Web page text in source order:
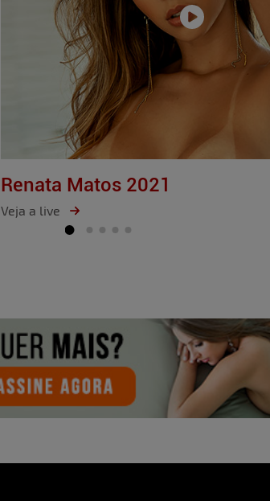
Renata Matos 2021
Veja a live